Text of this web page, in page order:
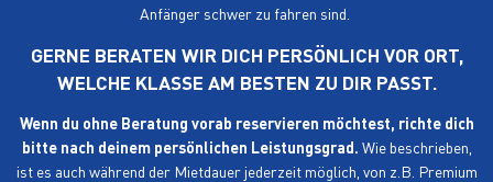
Anfänger schwer zu fahren sind.
GERNE BERATEN WIR DICH PERSÖNLICH VOR ORT,
WELCHE KLASSE AM BESTEN ZU DIR PASST.
Wenn du ohne Beratung vorab reservieren möchtest, richte dich
bitte nach deinem persönlichen Leistungsgrad. Wie beschrieben,
ist es auch während der Mietdauer jederzeit möglich, von z.B. Premium